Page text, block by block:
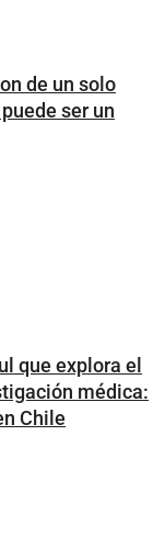
de un solo
ser un
que explora el
médica:
Chile